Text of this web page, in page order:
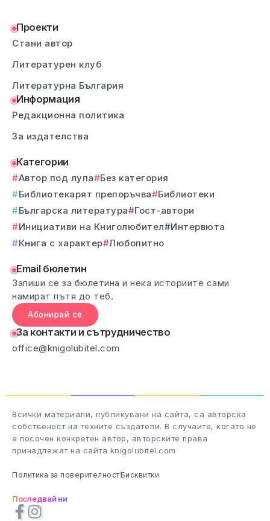
Проекти
Стани автор
Литературен клуб
Литературна България
Информация
Редакционна политика
За издателства
Категории
Автор под лупа
Без категория
Библиотекарят препоръчва
Библиотеки
Българска литература
Гост-автори
Инициативи на Книголюбител
Интервюта
Книга с характер Любопитно
Email бюлетин
Запиши се за бюлетина и нека историите сами
намират пътя до теб.
Абонирай се
За контакти и сътрудничество
office@knigolubitel.com
Всички материали, публикувани на сайта, са авторска
собственост на техните създатели. В случаите, когато не
е посочен конкретен автор, авторските права
принадлежат на сайта knigolubitel.com
Политика за поверителност Бисквитки
Последвай ни